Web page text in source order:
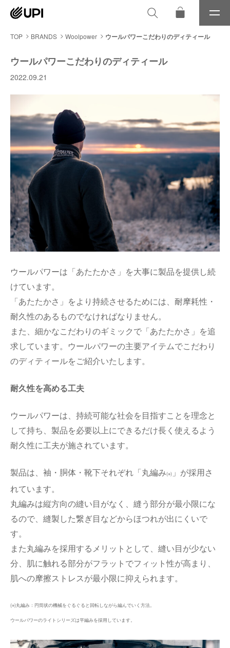
メ
ニ
TOP BRANDS Woolpower ウールパワーこだわりのディティール
ウールパワーこだわりのディティール
2022.09.21
ウールパワーは「あたたかさ」を大事に製品を提供し続
けています。
「あたたかさ」をより持続させるためには、耐摩耗性・
耐久性のあるものでなければなりません。
また、細かなこだわりのギミックで「あたたかさ」を追
求しています。ウールパワーの主要アイテムでこだわり
のディティールをご紹介いたします。
耐久性を高める工夫
ウールパワーは、持続可能な社会を目指すことを理念と
して持ち、製品を必要以上にできるだけ長く使えるよう
耐久性に工夫が施されています。
製品は、袖・胴体・靴下それぞれ「丸編み(※) 」が採用さ
れています。
丸編みは縦方向の縫い目がなく、縫う部分が最小限にな
るので、縫製した繋ぎ目などからほつれが出にくいで
す。
また丸編みを採用するメリットとして、縫い目が少ない
分、肌に触れる部分がフラットでフィット性が高まり、
肌への摩擦ストレスが最小限に抑えられます。
(※)丸編み：円筒状の機械をぐるぐると回転しながら編んでいく方法。
ウールパワーのライトシリーズは平編みを採用しています。